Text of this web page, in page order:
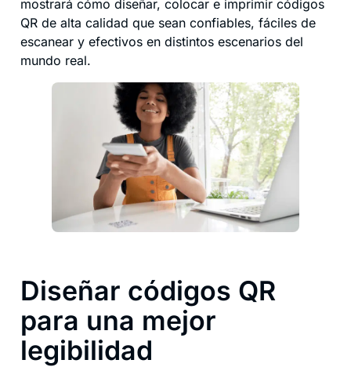
mostrará cómo diseñar, colocar e imprimir códigos
QR de alta calidad que sean confiables, fáciles de
escanear y efectivos en distintos escenarios del
mundo real.
Diseñar códigos QR
para una mejor
legibilidad